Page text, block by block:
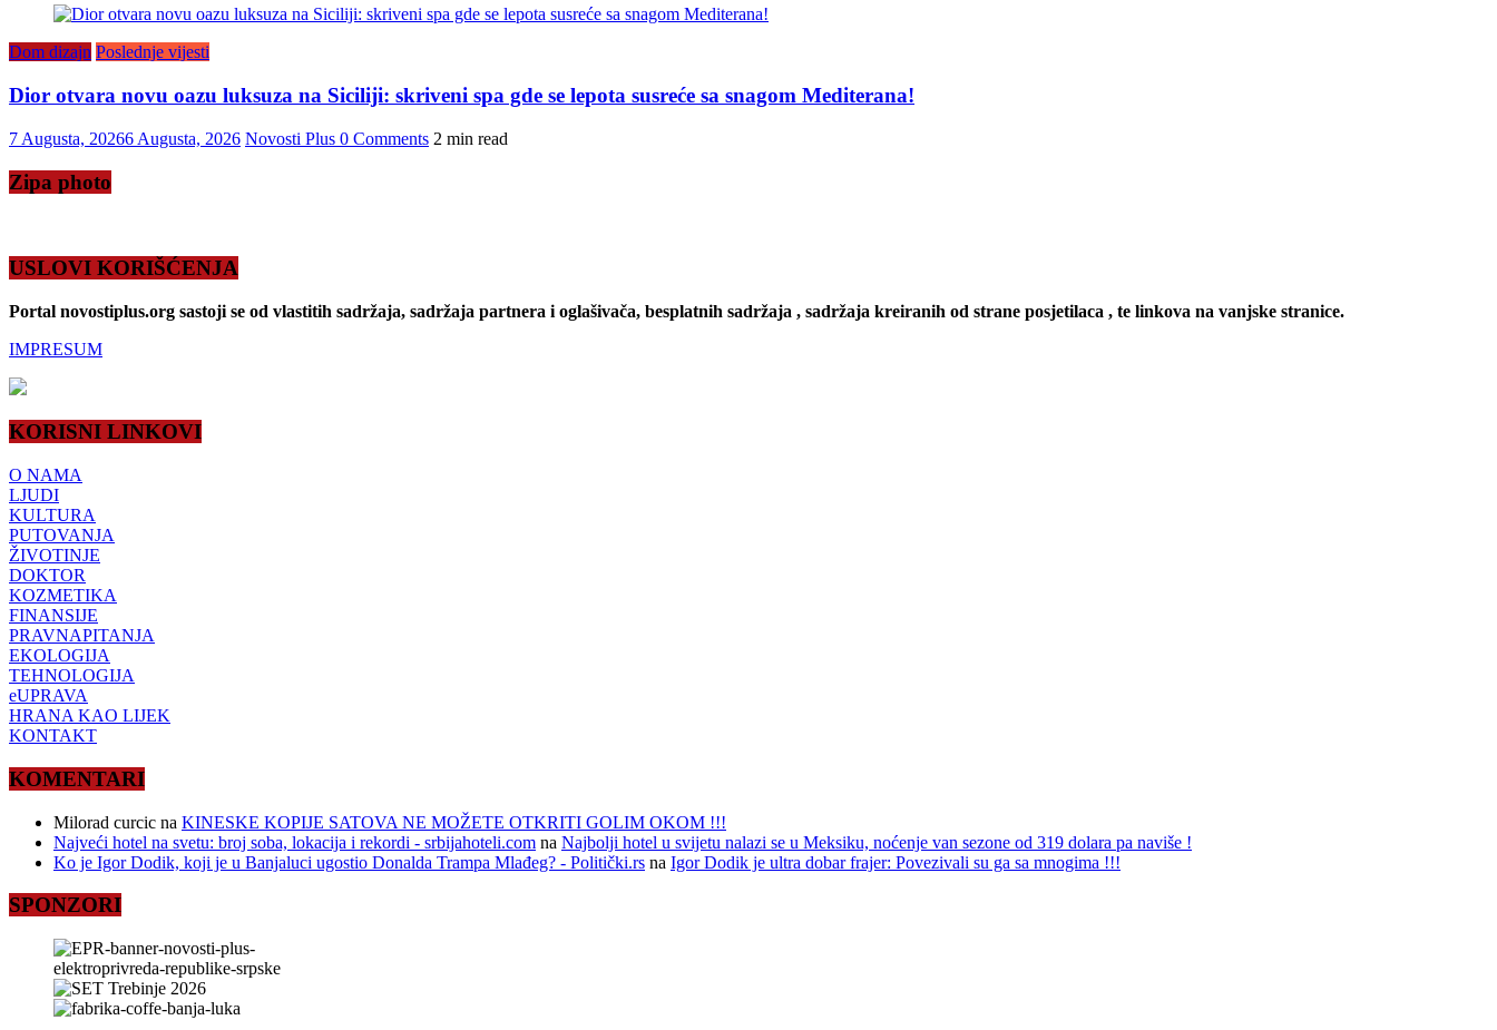
Dom dizajn Poslednje vijesti
Dior otvara novu oazu luksuza na Siciliji: skriveni spa gde se lepota susreće sa snagom Mediterana!
7 Augusta, 20266 Augusta, 2026 Novosti Plus 0 Comments 2 min read
Zipa photo
USLOVI KORIŠĆENJA
Portal novostiplus.org sastoji se od vlastitih sadržaja, sadržaja partnera i oglašivača, besplatnih sadržaja , sadržaja kreiranih od strane posjetilaca , te linkova na vanjske stranice.
IMPRESUM
KORISNI LINKOVI
O NAMA
LJUDI
KULTURA
PUTOVANJA
ŽIVOTINJE
DOKTOR
KOZMETIKA
FINANSIJE
PRAVNAPITANJA
EKOLOGIJA
TEHNOLOGIJA
eUPRAVA
HRANA KAO LIJEK
KONTAKT
KOMENTARI
Milorad curcic na KINESKE KOPIJE SATOVA NE MOŽETE OTKRITI GOLIM OKOM !!!
Najveći hotel na svetu: broj soba, lokacija i rekordi - srbijahoteli.com na Najbolji hotel u svijetu nalazi se u Meksiku, noćenje van sezone od 319 dolara pa naviše !
Ko je Igor Dodik, koji je u Banjaluci ugostio Donalda Trampa Mlađeg? - Politički.rs na Igor Dodik je ultra dobar frajer: Povezivali su ga sa mnogima !!!
SPONZORI